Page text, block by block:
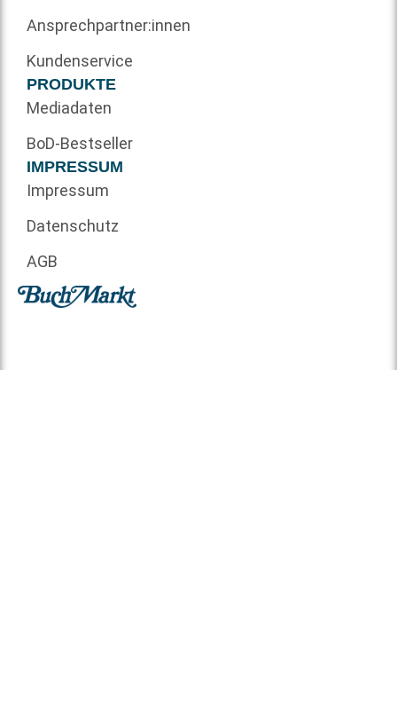
Ansprechpartner:innen
Kundenservice
PRODUKTE
Mediadaten
BoD-Bestseller
IMPRESSUM
Impressum
Datenschutz
AGB